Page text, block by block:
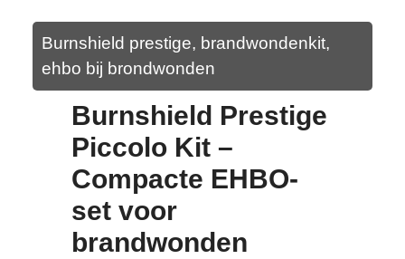
Burnshield prestige, brandwondenkit,
ehbo bij brondwonden
Burnshield Prestige
Piccolo Kit –
Compacte EHBO-
set voor
brandwonden